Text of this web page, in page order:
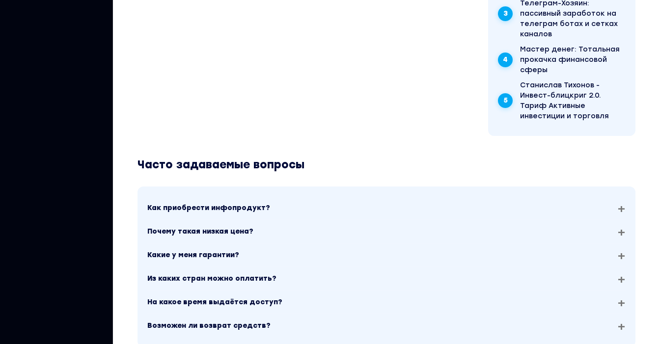
Телеграм-Хозяин:
пассивный заработок на
телеграм ботах и сетках
каналов
Mаcтер дeнeг: Тотальная
прокачка финансовой
сферы
Станислав Тихонов -
Инвест-блицкриг 2.0.
Тариф Активные
инвестиции и торговля
Часто задаваемые вопросы
Как приобрести инфопродукт?
Почему такая низкая цена?
Какие у меня гарантии?
Из каких стран можно оплатить?
На какое время выдаётся доступ?
Возможен ли возврат средств?